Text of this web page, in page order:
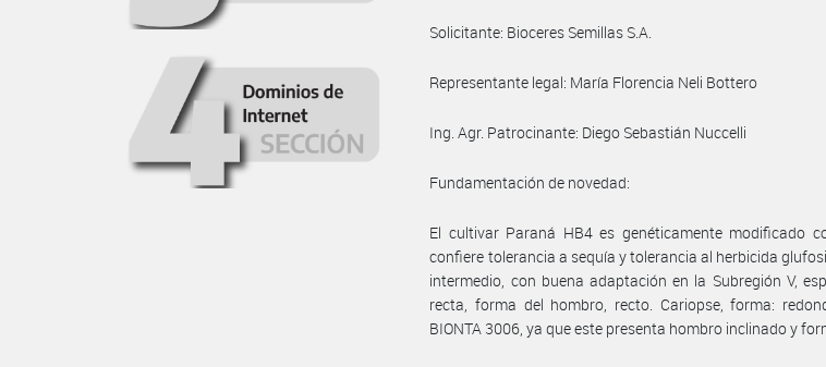
Solicitante: Bioceres Semillas S.A.
Representante legal: María Florencia Neli Bottero
Ing. Agr. Patrocinante: Diego Sebastián Nuccelli
Fundamentación de novedad:
El cultivar Paraná HB4 es genéticamente modificado
confiere tolerancia a sequía y tolerancia al herbicida
intermedio, con buena adaptación en la Subregión V,
recta, forma del hombro, recto. Cariopse, forma:
BIONTA 3006, ya que este presenta hombro inclinado y